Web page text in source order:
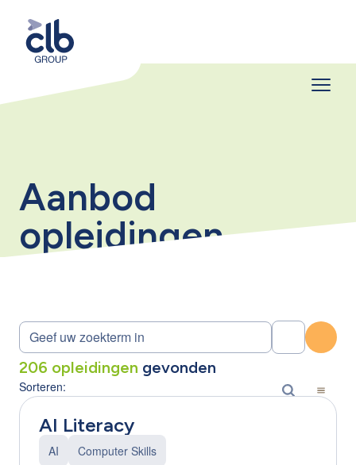
Aanbod
opleidingen
206 opleidingen gevonden
Sorteren:
AI Literacy
AI Computer Skills